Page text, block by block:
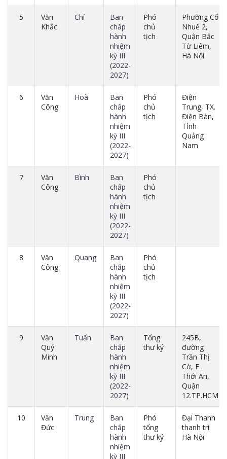
5
Văn
Khắc
Chí
Ban
chấp
hành
nhiệm
kỳ III
(2022-
2027)
Phó
chủ
tịch
Phường Cổ
Nhuế 2,
Quận Bắc
Từ Liêm,
Hà Nội
6
Văn
Công
Hoà
Ban
chấp
hành
nhiệm
kỳ III
(2022-
2027)
Phó
chủ
tịch
Điện
Trung, TX.
Điện Bàn,
Tỉnh
Quảng
Nam
7
Văn
Công
Bình
Ban
chấp
hành
nhiệm
kỳ III
(2022-
2027)
Phó
chủ
tịch
8
Văn
Công
Quang
Ban
chấp
hành
nhiệm
kỳ III
(2022-
2027)
Phó
chủ
tịch
9
Văn
Quý
Minh
Tuấn
Ban
chấp
hành
nhiệm
kỳ III
(2022-
2027)
Tổng
thư ký
245B,
đường
Trần Thị
Cờ, F .
Thới An,
Quận
12.TP.HCM
10
Văn
Đức
Trung
Ban
chấp
hành
nhiệm
kỳ III
Phó
tổng
thư ký
Đại Thanh
thanh trì
Hà Nội